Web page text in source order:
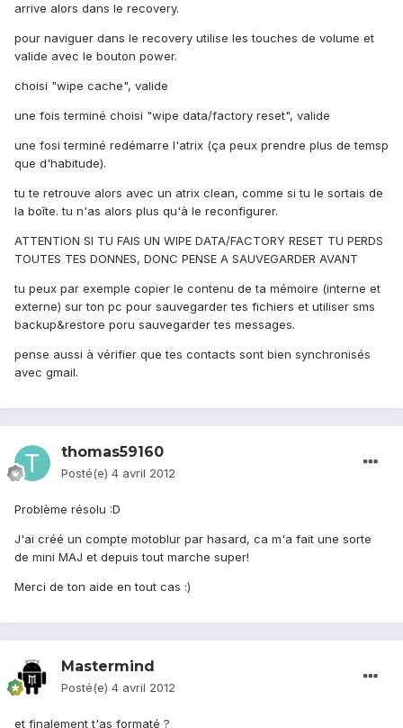
arrive alors dans le recovery.
pour naviguer dans le recovery utilise les touches de volume et
valide avec le bouton power.
choisi "wipe cache", valide
une fois terminé choisi "wipe data/factory reset", valide
une fosi terminé redémarre l'atrix (ça peux prendre plus de temsp
que d'habitude).
tu te retrouve alors avec un atrix clean, comme si tu le sortais de
la boîte. tu n'as alors plus qu'à le reconfigurer.
ATTENTION SI TU FAIS UN WIPE DATA/FACTORY RESET TU PERDS
TOUTES TES DONNES, DONC PENSE A SAUVEGARDER AVANT
tu peux par exemple copier le contenu de ta mémoire (interne et
externe) sur ton pc pour sauvegarder tes fichiers et utiliser sms
backup&restore poru sauvegarder tes messages.
pense aussi à vérifier que tes contacts sont bien synchronisés
avec gmail.
thomas59160
Posté(e) 4 avril 2012
Problème résolu :D
J'ai créé un compte motoblur par hasard, ca m'a fait une sorte
de mini MAJ et depuis tout marche super!
Merci de ton aide en tout cas :)
Mastermind
Posté(e) 4 avril 2012
et finalement t'as formaté ?